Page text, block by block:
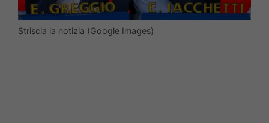
Striscia la notizia (Google Images)